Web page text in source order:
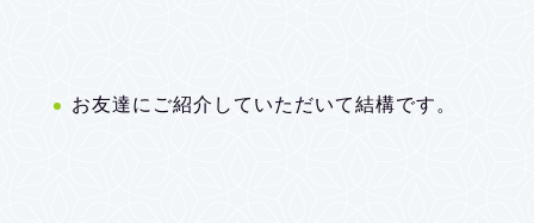
お友達にご紹介していただいて結構です。